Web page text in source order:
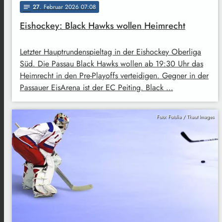
notes 27. Februar 2026 07:08
Eishockey: Black Hawks wollen Heimrecht
Letzter Hauptrundenspieltag in der Eishockey Oberliga
Süd. Die Passau Black Hawks wollen ab 19:30 Uhr das
Heimrecht in den Pre-Playoffs verteidigen. Gegner in der
Passauer EisArena ist der EC Peiting. Black …
Foto: Fotolia / Thaut Images